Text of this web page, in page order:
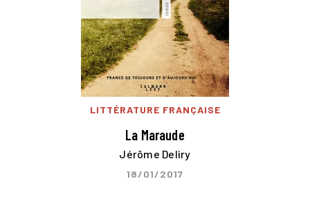
LITTÉRATURE FRANÇAISE
La Maraude
Jérôme Deliry
18/01/2017